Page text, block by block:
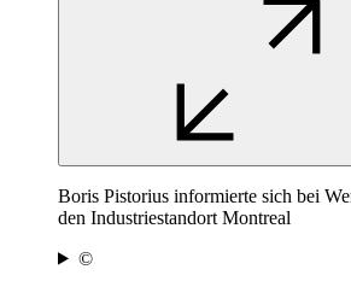
Boris Pistorius informierte sich bei
den Industriestandort Montreal
©